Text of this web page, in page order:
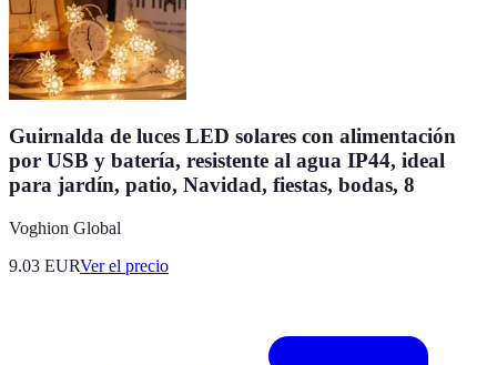
Guirnalda de luces LED solares con alimentación
por USB y batería, resistente al agua IP44, ideal
para jardín, patio, Navidad, fiestas, bodas, 8
Voghion Global
9.03 EURVer el precio